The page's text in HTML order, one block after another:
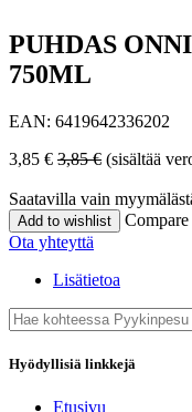
PUHDAS
750ML
EAN: 6419642336202
3,85 € 3,85€ (sisältää
Saatavilla vain
Add to wishlist
Compare
Ota yhteyttä
Lisätietoa
Hyödyllisiä linkkejä
Etusivu